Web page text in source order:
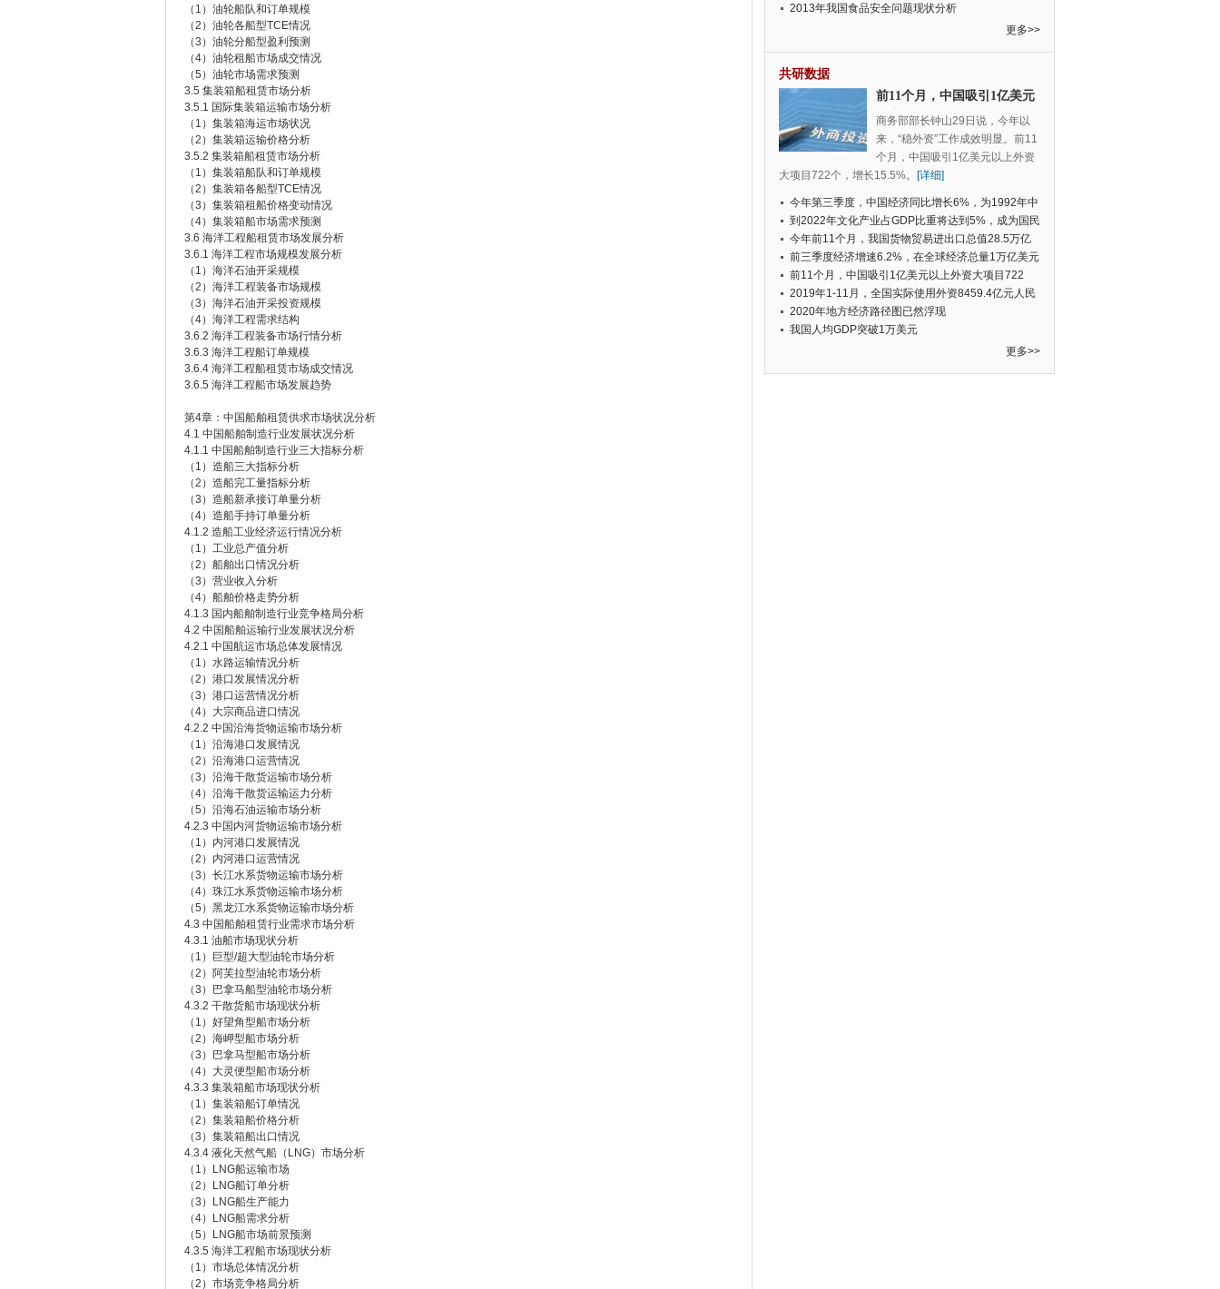
（1）油轮船队和订单规模
（2）油轮各船型TCE情况
（3）油轮分船型盈利预测
（4）油轮租船市场成交情况
（5）油轮市场需求预测
3.5 集装箱船租赁市场分析
3.5.1 国际集装箱运输市场分析
（1）集装箱海运市场状况
（2）集装箱运输价格分析
3.5.2 集装箱船租赁市场分析
（1）集装箱船队和订单规模
（2）集装箱各船型TCE情况
（3）集装箱租船价格变动情况
（4）集装箱船市场需求预测
3.6 海洋工程船租赁市场发展分析
3.6.1 海洋工程市场规模发展分析
（1）海洋石油开采规模
（2）海洋工程装备市场规模
（3）海洋石油开采投资规模
（4）海洋工程需求结构
3.6.2 海洋工程装备市场行情分析
3.6.3 海洋工程船订单规模
3.6.4 海洋工程船租赁市场成交情况
3.6.5 海洋工程船市场发展趋势
第4章：中国船舶租赁供求市场状况分析
4.1 中国船舶制造行业发展状况分析
4.1.1 中国船舶制造行业三大指标分析
（1）造船三大指标分析
（2）造船完工量指标分析
（3）造船新承接订单量分析
（4）造船手持订单量分析
4.1.2 造船工业经济运行情况分析
（1）工业总产值分析
（2）船舶出口情况分析
（3）营业收入分析
（4）船舶价格走势分析
4.1.3 国内船舶制造行业竞争格局分析
4.2 中国船舶运输行业发展状况分析
4.2.1 中国航运市场总体发展情况
（1）水路运输情况分析
（2）港口发展情况分析
（3）港口运营情况分析
（4）大宗商品进口情况
4.2.2 中国沿海货物运输市场分析
（1）沿海港口发展情况
（2）沿海港口运营情况
（3）沿海干散货运输市场分析
（4）沿海干散货运输运力分析
（5）沿海石油运输市场分析
4.2.3 中国内河货物运输市场分析
（1）内河港口发展情况
（2）内河港口运营情况
（3）长江水系货物运输市场分析
（4）珠江水系货物运输市场分析
（5）黑龙江水系货物运输市场分析
4.3 中国船舶租赁行业需求市场分析
4.3.1 油船市场现状分析
（1）巨型/超大型油轮市场分析
（2）阿芙拉型油轮市场分析
（3）巴拿马船型油轮市场分析
4.3.2 干散货船市场现状分析
（1）好望角型船市场分析
（2）海岬型船市场分析
（3）巴拿马型船市场分析
（4）大灵便型船市场分析
4.3.3 集装箱船市场现状分析
（1）集装箱船订单情况
（2）集装箱船价格分析
（3）集装箱船出口情况
4.3.4 液化天然气船（LNG）市场分析
（1）LNG船运输市场
（2）LNG船订单分析
（3）LNG船生产能力
（4）LNG船需求分析
（5）LNG船市场前景预测
4.3.5 海洋工程船市场现状分析
（1）市场总体情况分析
（2）市场竞争格局分析
2013年我国食品安全问题现状分析
更多>>
共研数据
前11个月，中国吸引1亿美元
以上外资大项目722个，增长
15.5%
商务部部长钟山29日说，今年以
来，“稳外资”工作成效明显。前11
个月，中国吸引1亿美元以上外资
大项目722个，增长15.5%。 [详细]
今年第三季度，中国经济同比增长6%，为1992年中
国有季度数据以来的新低
到2022年文化产业占GDP比重将达到5%，成为国民
经济支柱产业
今年前11个月，我国货物贸易进出口总值28.5万亿
元人民币，比去年同期增长2.4%
前三季度经济增速6.2%，在全球经济总量1万亿美元
以上的经济体中增速最快
前11个月，中国吸引1亿美元以上外资大项目722
个，增长15.5%
2019年1-11月，全国实际使用外资8459.4亿元人民
币，同比增长6.0%
2020年地方经济路径图已然浮现
我国人均GDP突破1万美元
更多>>